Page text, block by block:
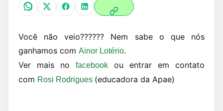
Você não veio?????? Nem sabe o que nós
ganhamos com Ainor Lotério.
Ver mais no facebook ou entrar em contato
com Rosi Rodrigues (educadora da Apae)